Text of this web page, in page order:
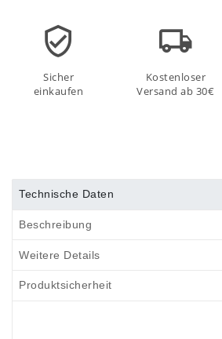
Sicher
einkaufen
Kostenloser
Versand ab 30€
Technische Daten
Beschreibung
Weitere Details
Produktsicherheit